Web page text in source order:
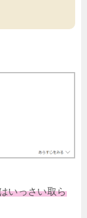
いっさい取ら